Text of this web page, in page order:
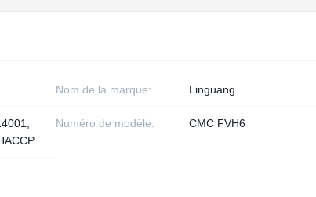
Nom de la marque: Linguang
Numéro de modèle: CMC FVH6